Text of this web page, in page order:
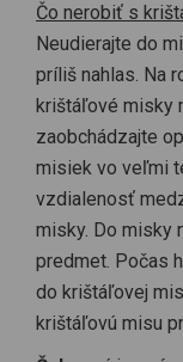
Čo nerobiť s
Neudierajte do
príliš nahlas. Na
krištáľové misky
zaobchádzajte
misiek vo veľmi
vzdialenosť
misky. Do misky
predmet. Počas
do krištáľovej
krištáľovú misu